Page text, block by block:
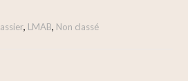
, LMAB, Non classé